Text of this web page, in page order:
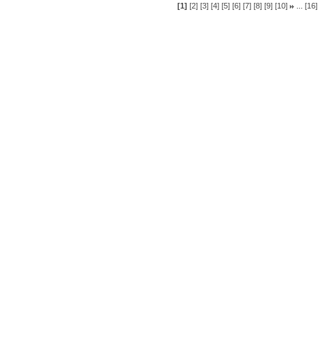
[1] [2] [3] [4] [5] [6] [7] [8] [9] [10] ... [16]